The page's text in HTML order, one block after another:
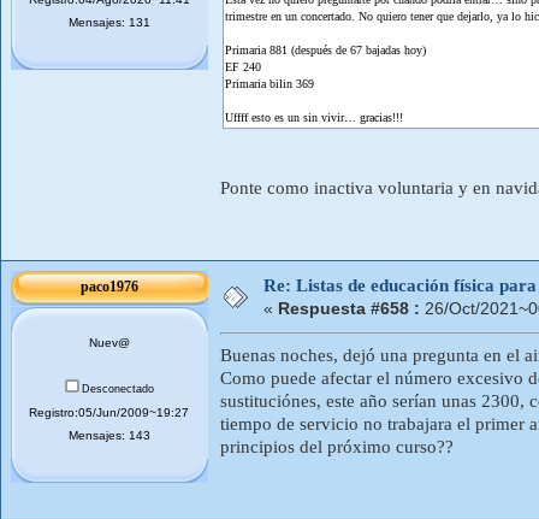
Mensajes: 131
trimestre en un concertado. No quiero tener que dejarlo, ya lo
Primaria 881 (después de 67 bajadas hoy)
EF 240
Primaria bilin 369
Uffff esto es un sin vivir… gracias!!!
Ponte como inactiva voluntaria y en
paco1976
Nuev@
Desconectado
Registro:05/Jun/2009~19:27
Mensajes: 143
Re: Listas de educación física
« Respuesta #658 : 26/Oct/
Buenas noches, dejó una pregunta en el
Como puede afectar el número excesivo
sustituciónes, este año serían unas
tiempo de servicio no trabajara el primer
principios del próximo curso??